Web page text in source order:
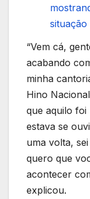
situação
“Vem cá,
acabando
minha
Hino
que aquilo foi
estava se
uma volta,
quero que
acontecer
explicou.